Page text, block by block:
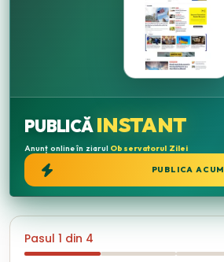
PUBLICĂINSTANT
Anunț online în ziarul Observatorul Zilei
PUBLICA ACUM
Pasul 1 din 4